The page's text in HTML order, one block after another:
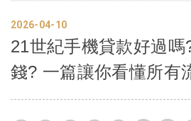
10
04
2026
21世紀手機貸款好過
錢? 一篇讓你看懂所有